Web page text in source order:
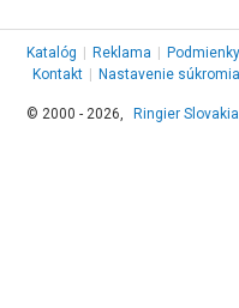
Katalóg Reklama Podmienky
Kontakt
Nastavenie súkromia
© 2000 - 2026, Ringier